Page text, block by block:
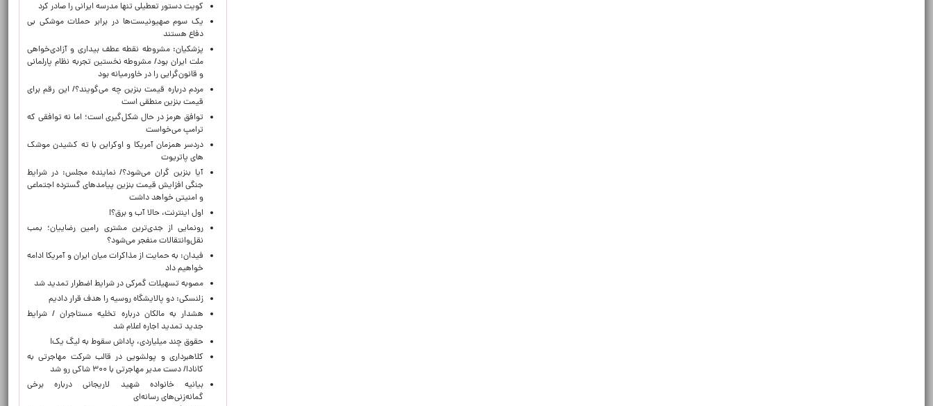
کویت دستور تعطیلی تنها مدرسه ایرانی را صادر کرد
یک‌ سوم صهیونیست‌ها در برابر حملات موشکی بی
دفاع هستند
پزشکیان: مشروطه نقطه عطف بیداری و آزادی‌خواهی
ملت ایران بود/ مشروطه نخستین تجربه نظام پارلمانی
و قانون‌گرایی را در خاورمیانه بود
مردم درباره قیمت بنزین چه می‌گویند؟/ این رقم برای
قیمت بنزین منطقی است
توافق هرمز در حال شکل‌گیری است؛ اما نه توافقی که
ترامپ می‌خواست
دردسر همزمان آمریکا و اوکراین با ته کشیدن موشک
های پاتریوت
آیا بنزین گران می‌شود؟/ نماینده مجلس: در شرایط
جنگی افزایش قیمت بنزین پیامدهای گسترده اجتماعی
و امنیتی خواهد داشت
اول اینترنت، حالا آب و برق؟!
رونمایی از جدی‌ترین مشتری رامین رضاییان؛ بمب
نقل‌وانتقالات منفجر می‌شود؟
فیدان: به حمایت از مذاکرات میان ایران و آمریکا ادامه
خواهیم داد
مصوبه تسهیلات گمرکی در شرایط اضطرار تمدید شد
زلنسکی: دو پالایشگاه روسیه را هدف قرار دادیم
هشدار به مالکان درباره تخلیه مستاجران / شرایط
جدید تمدید اجاره اعلام شد
حقوق چند میلیاردی، پاداش سقوط به لیگ یک!
کلاهبرداری و پولشویی در قالب شرکت مهاجرتی به
کانادا/ دست مدیر مهاجرتی با ۳۰۰ شاکی رو شد
بیانیه خانواده شهید لاریجانی درباره برخی
گمانه‌زنی‌های رسانه‌ای